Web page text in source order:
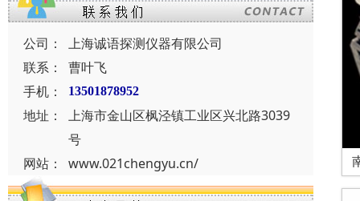
公司：
上海诚语探测仪器有限公司
联系：
曹叶飞
手机：
13501878952
地址：
上海市金山区枫泾镇工业区兴北路3039
号
网站：
www.021chengyu.cn/